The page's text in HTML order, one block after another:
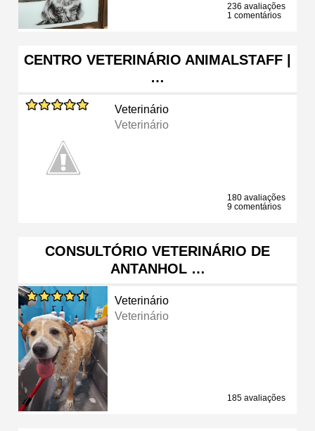
236 avaliações
1 comentários
CENTRO VETERINÁRIO ANIMALSTAFF |
…
Veterinário
Veterinário
180 avaliações
9 comentários
CONSULTÓRIO VETERINÁRIO DE
ANTANHOL …
Veterinário
Veterinário
185 avaliações